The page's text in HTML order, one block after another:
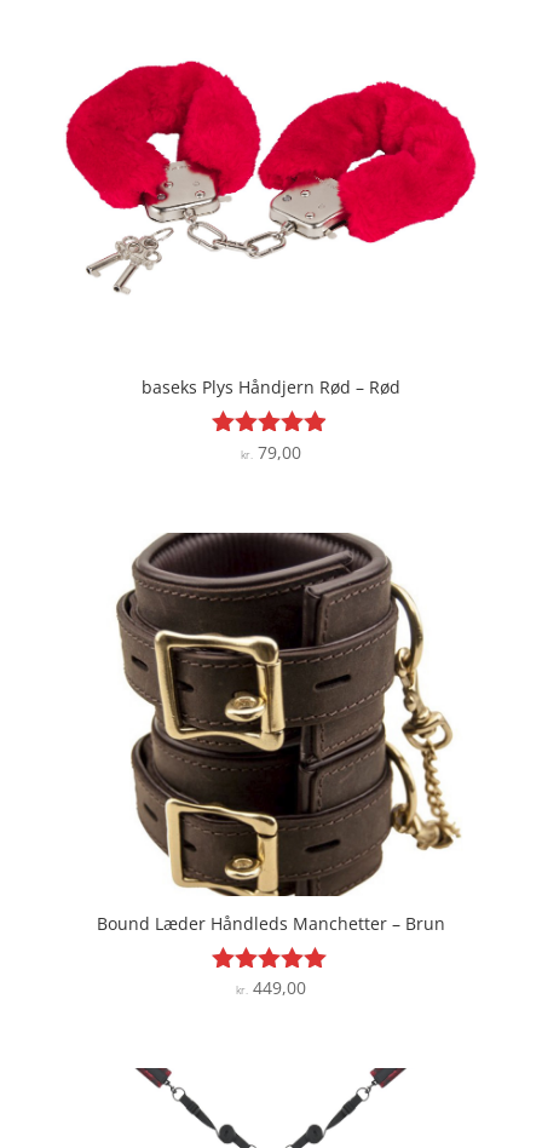
baseks Plys Håndjern Rød – Rød
Vurderet
kr. 79,00
Bound Læder Håndleds Manchetter – Brun
Vurderet
kr.449,00